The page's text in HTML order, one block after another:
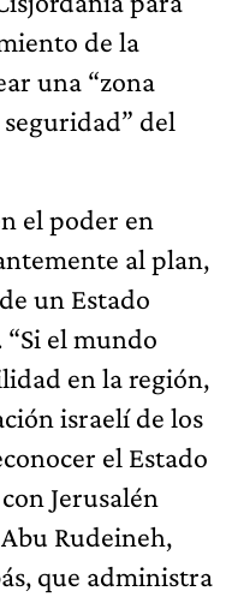
de la
una “zona
del
el poder en
al plan,
un Estado
el mundo
en la región,
israelí de los
el Estado
Jerusalén
Rudeineh,
que administra